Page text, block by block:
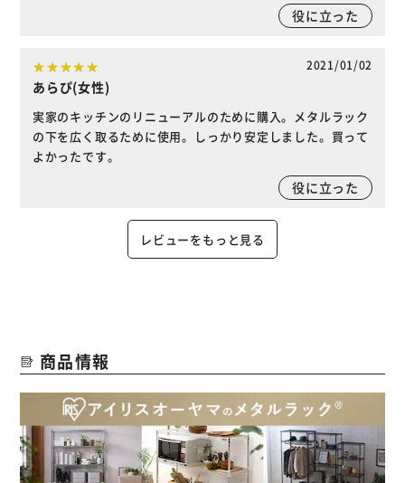
役に立った
2021/01/02
あらぴ(女性)
実家のキッチンのリニューアルのために購入。メタルラック
の下を広く取るために使用。しっかり安定しました。買って
よかったです。
役に立った
レビューをもっと見る
商品情報